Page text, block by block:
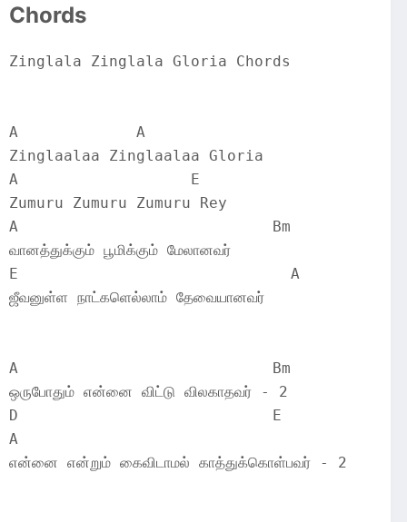
Chords
Zinglala Zinglala Gloria Chords
A             A
Zinglaalaa Zinglaalaa Gloria
A                   E
Zumuru Zumuru Zumuru Rey
A                            Bm
வானத்துக்கும் பூமிக்கும் மேலானவர்
E                              A
ஜீவனுள்ள நாட்களெல்லாம் தேவையானவர்
ஒருபோதும் என்னை விட்டு விலகாதவர் - 2
D                            E
A
என்னை என்றும் கைவிடாமல் காத்துக்கொள்பவர் - 2